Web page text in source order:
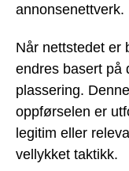
annonsenettverk.
Når nettstedet er
endres basert på
plassering.
oppførselen er
legitim eller
vellykket taktikk.